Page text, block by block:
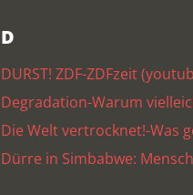
D
DURST! ZDF-ZDFzeit
Degradation-Warum
Die Welt vertrocknet!-Was
Dürre in Simbabwe: